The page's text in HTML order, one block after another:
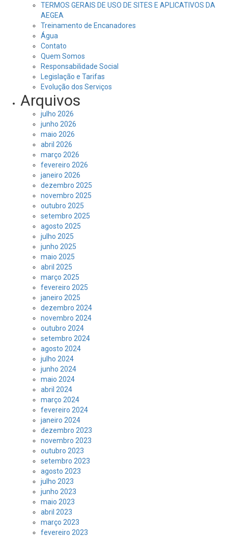
TERMOS GERAIS DE USO DE SITES E APLICATIVOS DA
AEGEA
Treinamento de Encanadores
Água
Contato
Quem Somos
Responsabilidade Social
Legislação e Tarifas
Evolução dos Serviços
Arquivos
julho 2026
junho 2026
maio 2026
abril 2026
março 2026
fevereiro 2026
janeiro 2026
dezembro 2025
novembro 2025
outubro 2025
setembro 2025
agosto 2025
julho 2025
junho 2025
maio 2025
abril 2025
março 2025
fevereiro 2025
janeiro 2025
dezembro 2024
novembro 2024
outubro 2024
setembro 2024
agosto 2024
julho 2024
junho 2024
maio 2024
abril 2024
março 2024
fevereiro 2024
janeiro 2024
dezembro 2023
novembro 2023
outubro 2023
setembro 2023
agosto 2023
julho 2023
junho 2023
maio 2023
abril 2023
março 2023
fevereiro 2023